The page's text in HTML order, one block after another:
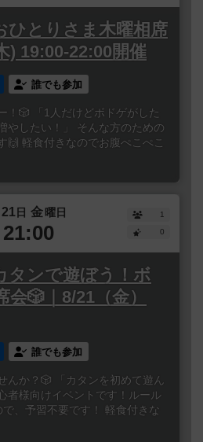
ひとりさま木曜相席
) 19:00-22:00開催
誰でも参加
！🎲 「1人だけどボドゲがした
やしたい！」 そんな方のための
🙌 軽食付きなのでお腹ぺこぺこ
21日 金曜日
1
0
タンで遊ぼう！ボ
🎲｜8/21（金）
誰でも参加
んか？🎲 「カタンを初めて遊ん
者様向けイベントです！ルール
、予習不要です！ 軽食付きな